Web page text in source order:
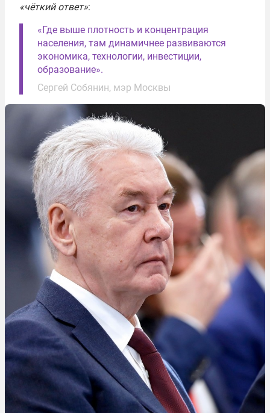
«чёткий ответ»:
«Где выше плотность и концентрация
населения, там динамичнее развиваются
экономика, технологии, инвестиции,
образование».
Сергей Собянин, мэр Москвы